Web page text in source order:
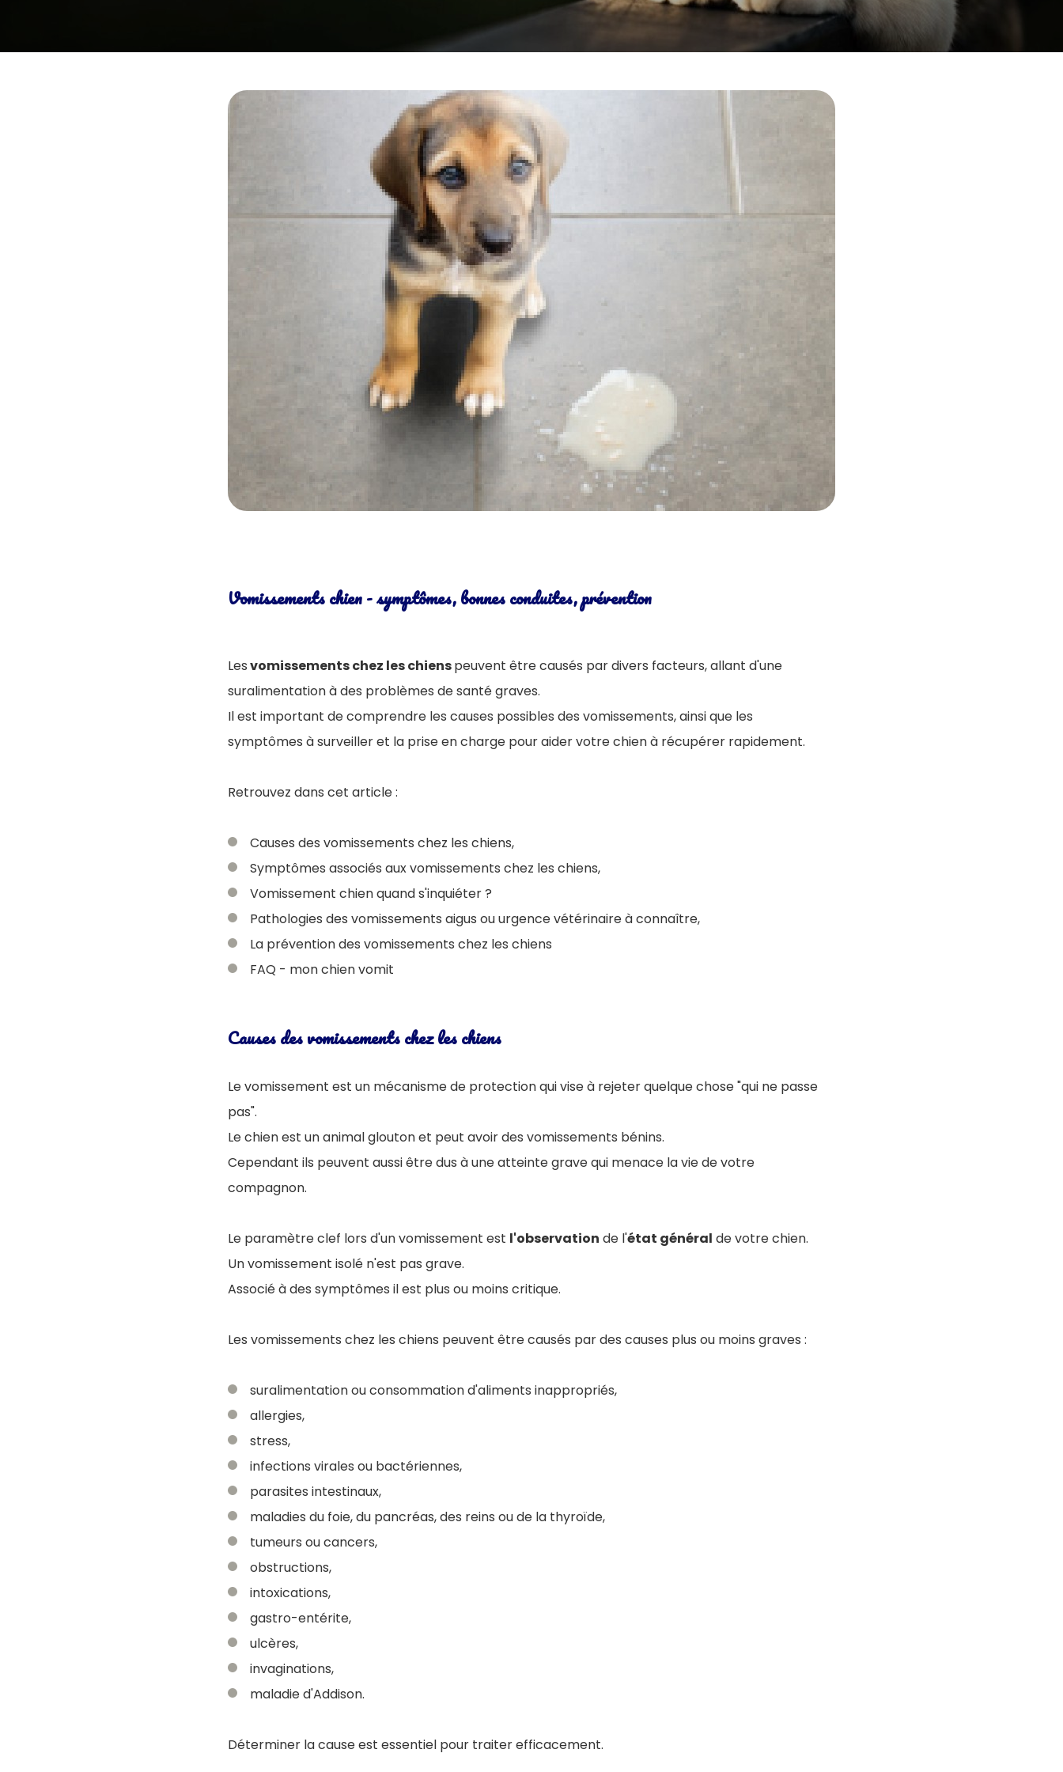
Vomissements chien - symptômes, bonnes conduites, prévention
Lesvomissements chez les chienspeuvent être causés par divers facteurs, allant d'une
suralimentation à des problèmes de santé graves.
Il est important de comprendre les causes possibles des vomissements, ainsi que les
symptômes à surveiller et la prise en charge pour aider votre chien à récupérer rapidement.
Retrouvez dans cet article :
Causes des vomissements chez les chiens,
Symptômes associés aux vomissements chez les chiens,
Vomissement chien quand s'inquiéter ?
Pathologies des vomissements aigus ou urgence vétérinaire à connaître,
La prévention des vomissements chez les chiens
FAQ - mon chien vomit
Causes des vomissements chez les chiens
Le vomissement est un mécanisme de protection qui vise à rejeter quelque chose "qui ne passe
pas".
Le chien est un animal glouton et peut avoir des vomissements bénins.
Cependant ils peuvent aussi être dus à une atteinte grave qui menace la vie de votre
compagnon.
Le paramètre clef lors d'un vomissement est l'observation de l'état général de votre chien.
Un vomissement isolé n'est pas grave.
Associé à des symptômes il est plus ou moins critique.
Les vomissements chez les chiens peuvent être causés par des causes plus ou moins graves :
suralimentation ou consommation d'aliments inappropriés,
allergies,
stress,
infections virales ou bactériennes,
parasites intestinaux,
maladies du foie, du pancréas, des reins ou de la thyroïde,
tumeurs ou cancers,
obstructions,
intoxications,
gastro-entérite,
ulcères,
invaginations,
maladie d'Addison.
Déterminer la cause est essentiel pour traiter efficacement.